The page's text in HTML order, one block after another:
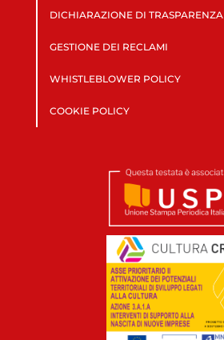
DICHIARAZIONE DI TRASPARENZA
GESTIONE DEI RECLAMI
WHISTLEBLOWER POLICY
COOKIE POLICY